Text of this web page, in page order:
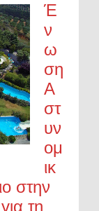
Έ
ν
ω
ση
Α
στ
υν
ομ
ικ
στην
τη